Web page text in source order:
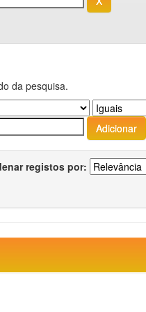
da pesquisa.
registos por: